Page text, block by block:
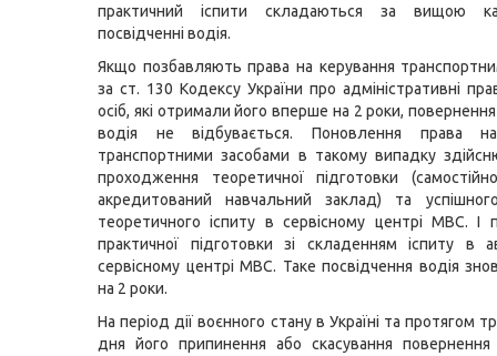
практичний іспити складаються за вищою
посвідченні водія.
Якщо позбавляють права на керування
за ст. 130 Кодексу України про адміністративні
осіб, які отримали його вперше на 2 роки,
водія не відбувається. Поновлення права
транспортними засобами в такому випадку
проходження теоретичної підготовки
акредитований навчальний заклад) та
теоретичного іспиту в сервісному центрі МВС. І
практичної підготовки зі складенням іспиту в
сервісному центрі МВС. Таке посвідчення водія
на 2 роки.
На період дії воєнного стану в Україні та протягом
дня його припинення або скасування повернення